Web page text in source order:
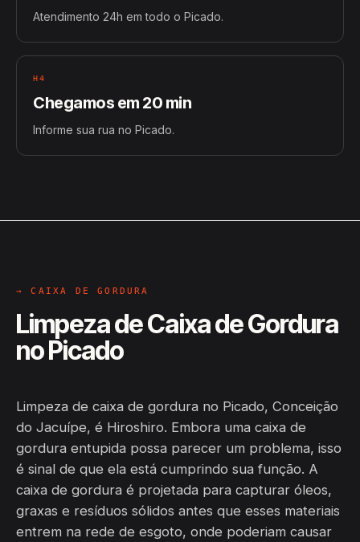
Atendimento 24h em todo o Picado.
H4
Chegamos em 20 min
Informe sua rua no Picado.
→ CAIXA DE GORDURA
Limpeza de Caixa de Gordura
no Picado
Limpeza de caixa de gordura no Picado, Conceição
do Jacuípe, é Hiroshiro. Embora uma caixa de
gordura entupida possa parecer um problema, isso
é sinal de que ela está cumprindo sua função. A
caixa de gordura é projetada para capturar óleos,
graxas e resíduos sólidos antes que esses materiais
entrem na rede de esgoto, onde poderiam causar